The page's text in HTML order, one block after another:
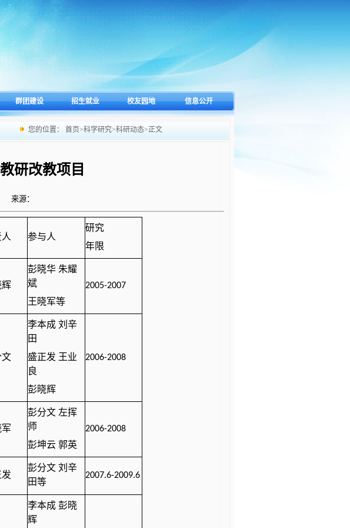
群团建设 招生就业 校友园地 信息公开
您的位置： 首页>科学研究>科研动态>正文
研改教项目
来源：
人 参与人
研究
年限
辉
彭晓华 朱耀
斌
王晓军等
2005-2007
文
李本成 刘辛
田
盛正发 王业
良
彭晓辉
2006-2008
军
彭分文 左挥
师
彭坤云 郭英
2006-2008
彭分文 刘辛
田等
2007.6-2009.6
李本成 彭晓
辉